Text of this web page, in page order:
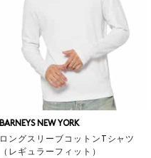
BARNEYS NEW YORK
ロングスリーブコットンTシャツ
（レギュラーフィット）